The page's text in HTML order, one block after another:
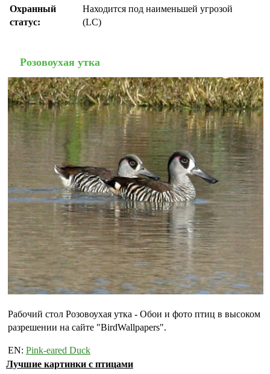
Охранный
статус:
Находится под наименьшей угрозой
(LC)
Розовоухая утка
Рабочий стол Розовоухая утка - Обои и фото птиц в высоком
разрешении на сайте "BirdWallpapers".
EN: Pink-eared Duck
Лучшие картинки с птицами